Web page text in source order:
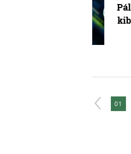
01